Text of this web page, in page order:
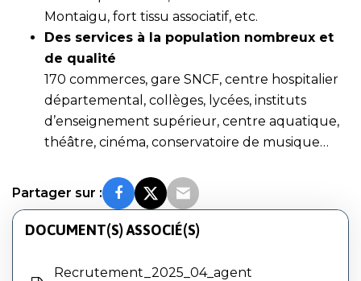
Montaigu, fort tissu associatif, etc.
Des services à la population nombreux et
de qualité
170 commerces, gare SNCF, centre hospitalier
départemental, collèges, lycées, instituts
d’enseignement supérieur, centre aquatique,
théâtre, cinéma, conservatoire de musique…
Partager sur :
DOCUMENT(S) ASSOCIÉ(S)
Recrutement_2025_04_agent